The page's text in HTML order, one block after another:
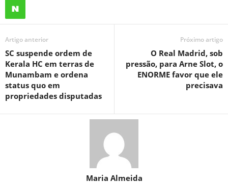
Artigo anterior
SC suspende ordem de
Kerala HC em terras de
Munambam e ordena
status quo em
propriedades disputadas
Próximo artigo
O Real Madrid, sob
pressão, para Arne Slot, o
ENORME favor que ele
precisava
Maria Almeida